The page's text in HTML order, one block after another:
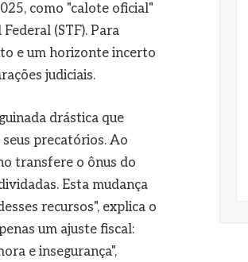
como "calote oficial"
(STF). Para
e um horizonte incerto
judiciais.
drástica que
precatórios. Ao
transfere o ônus do
Esta mudança
recursos", explica o
um ajuste fiscal:
e insegurança",